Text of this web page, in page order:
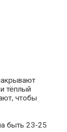
тёплый
чтобы
быть 23-25